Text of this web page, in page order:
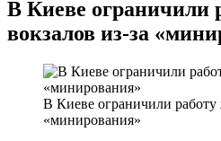
В Киеве ограничили
вокзалов из-за
В Киеве ограничили работу
«минирования»